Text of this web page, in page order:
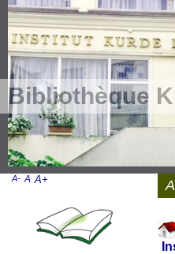
Bibliothèque
A- A A+